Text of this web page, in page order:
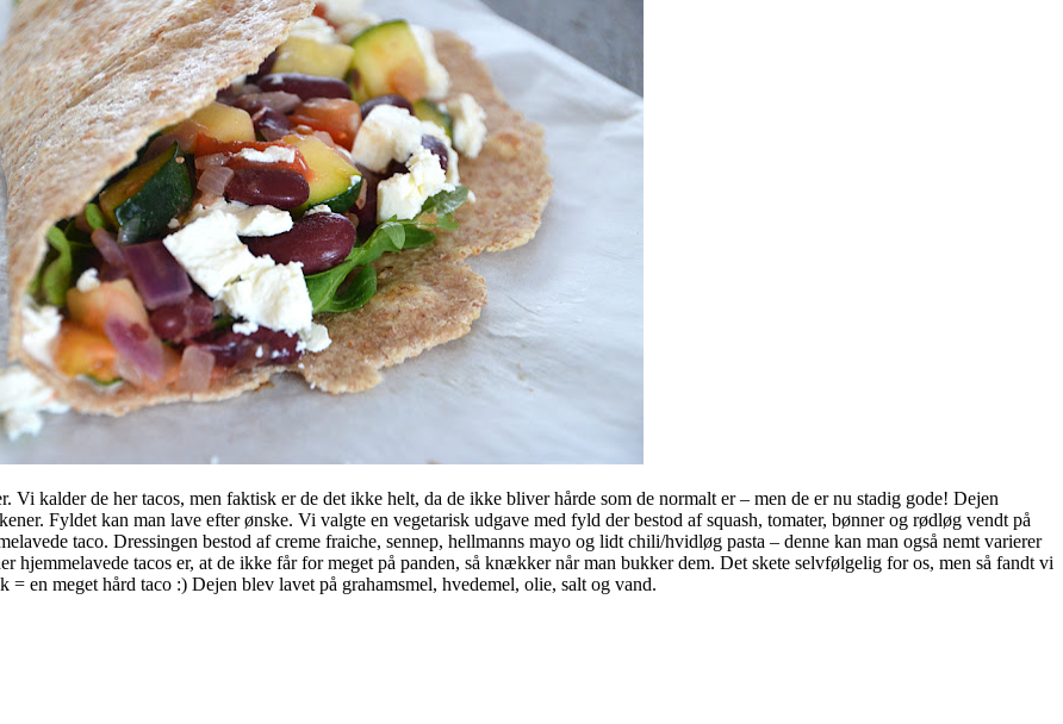
Vi kalder de her tacos, men faktisk er de det ikke helt, da de ikke bliver hårde som de normalt er – men de er nu stadig gode! Dejen
Fyldet kan man lave efter ønske. Vi valgte en vegetarisk udgave med fyld der bestod af squash, tomater, bønner og rødløg vendt på
taco. Dressingen bestod af creme fraiche, sennep, hellmanns mayo og lidt chili/hvidløg pasta – denne kan man også nemt varierer
hjemmelavede tacos er, at de ikke får for meget på panden, så knækker når man bukker dem. Det skete selvfølgelig for os, men så fandt vi
en meget hård taco :) Dejen blev lavet på grahamsmel, hvedemel, olie, salt og vand.